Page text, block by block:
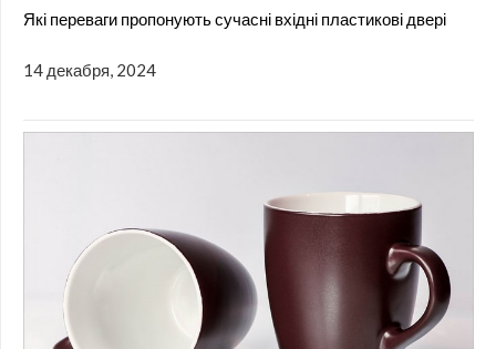
Які переваги пропонують сучасні вхідні пластикові двері
14 декабря, 2024